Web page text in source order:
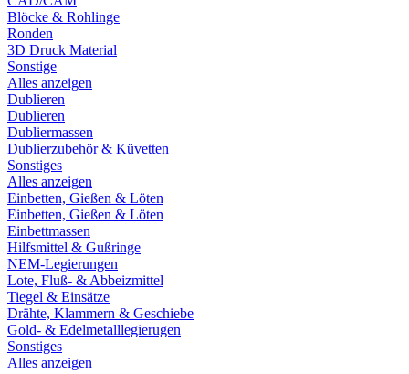
Blöcke & Rohlinge
Ronden
3D Druck Material
Sonstige
Alles anzeigen
Dublieren
Dublieren
Dubliermassen
Dublierzubehör & Küvetten
Sonstiges
Alles anzeigen
Einbetten, Gießen & Löten
Einbetten, Gießen & Löten
Einbettmassen
Hilfsmittel & Gußringe
NEM-Legierungen
Lote, Fluß- & Abbeizmittel
Tiegel & Einsätze
Drähte, Klammern & Geschiebe
Gold- & Edelmetalllegierugen
Sonstiges
Alles anzeigen